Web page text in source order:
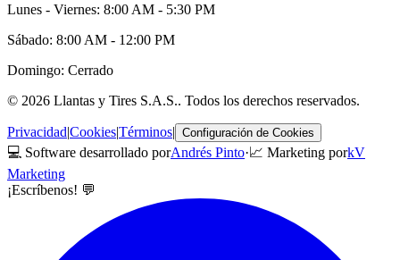
Lunes - Viernes: 8:00 AM - 5:30 PM
Sábado: 8:00 AM - 12:00 PM
Domingo: Cerrado
© 2026 Llantas y Tires S.A.S.. Todos los derechos reservados.
Privacidad|Cookies|Términos| Configuración de Cookies
💻 Software desarrollado porAndrés Pinto·📈 Marketing porkV
Marketing
¡Escríbenos! 💬